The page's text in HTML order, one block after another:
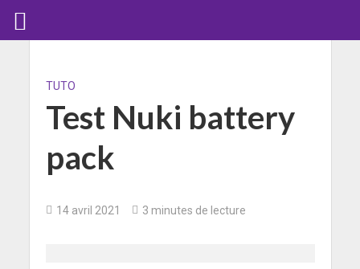
TUTO
Test Nuki battery
pack
14 avril 2021 3 minutes de lecture